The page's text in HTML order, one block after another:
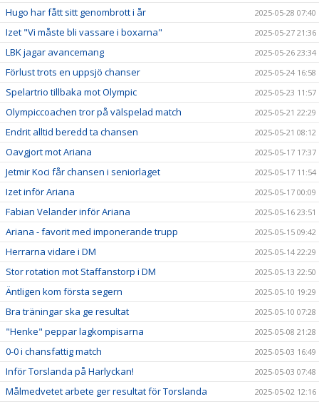
Hugo har fått sitt genombrott i år 2025-05-28 07:40
Izet "Vi måste bli vassare i boxarna" 2025-05-27 21:36
LBK jagar avancemang 2025-05-26 23:34
Förlust trots en uppsjö chanser 2025-05-24 16:58
Spelartrio tillbaka mot Olympic 2025-05-23 11:57
Olympiccoachen tror på välspelad match 2025-05-21 22:29
Endrit alltid beredd ta chansen 2025-05-21 08:12
Oavgjort mot Ariana 2025-05-17 17:37
Jetmir Koci får chansen i seniorlaget 2025-05-17 11:54
Izet inför Ariana 2025-05-17 00:09
Fabian Velander inför Ariana 2025-05-16 23:51
Ariana - favorit med imponerande trupp 2025-05-15 09:42
Herrarna vidare i DM 2025-05-14 22:29
Stor rotation mot Staffanstorp i DM 2025-05-13 22:50
Äntligen kom första segern 2025-05-10 19:29
Bra träningar ska ge resultat 2025-05-10 07:28
"Henke" peppar lagkompisarna 2025-05-08 21:28
0-0 i chansfattig match 2025-05-03 16:49
Inför Torslanda på Harlyckan! 2025-05-03 07:48
Målmedvetet arbete ger resultat för Torslanda 2025-05-02 12:16